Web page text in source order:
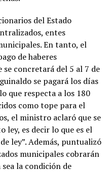
del Estado
entes
En tanto, el
de haberes
concretará del 5 al 7 de
se pagará los días
que respecta a los 180
como tope para el
el ministro aclaró que se
ley, es decir lo que es el
ley”. Además, puntualizó
municipales cobrarán
la condición de